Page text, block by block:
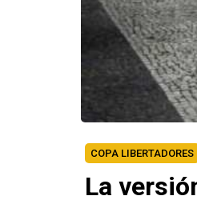
COPA LIBERTADORES
La